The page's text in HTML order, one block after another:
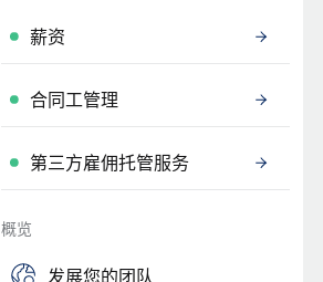
薪资
合同工管理
第三方雇佣托管服务
概览
发展您的团队